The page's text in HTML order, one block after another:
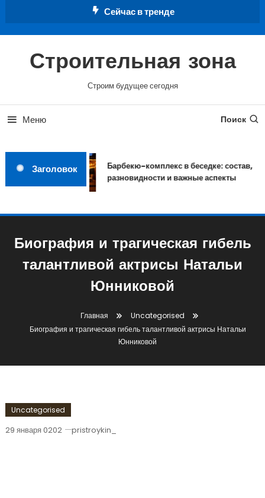
Сейчас в тренде
Строительная зона
Строим будущее сегодня
Меню Поиск
Заголовок
Барбекю-комплекс в беседке: состав,
разновидности и важные аспекты
Биография и трагическая гибель
талантливой актрисы Натальи
Юнниковой
Главная
Uncategorised
Биография и трагическая гибель талантливой актрисы Натальи
Юнниковой
Uncategorised
29 января 0202 pristroykin_